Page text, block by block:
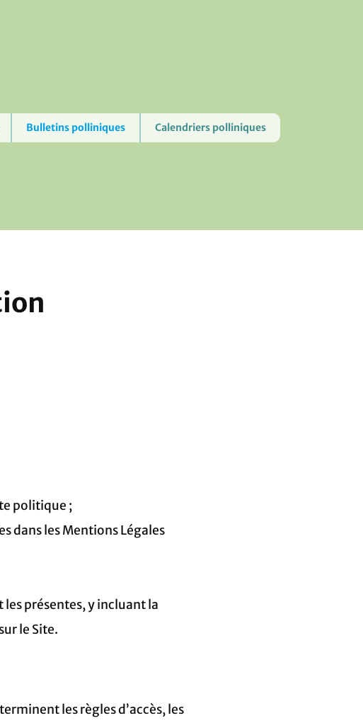
Bulletins polliniques Calendriers polliniques
politique ;
dans les Mentions Légales
présentes, y incluant la
le Site.
les règles d’accès, les